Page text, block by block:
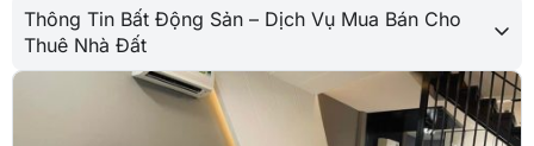
Thông Tin Bất Động Sản – Dịch Vụ Mua Bán Cho
Thuê Nhà Đất